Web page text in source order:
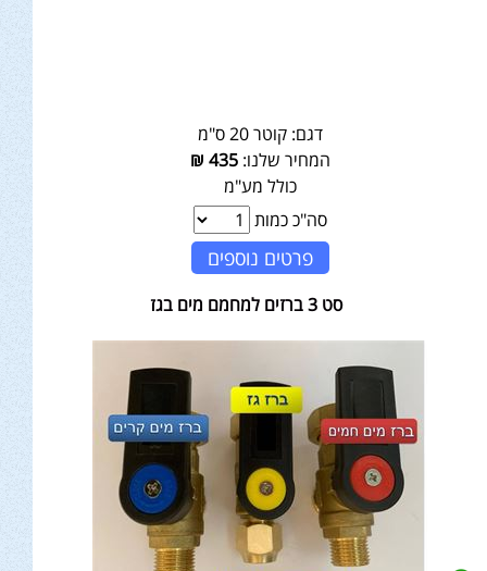
דגם: קוטר 20 ס"מ
המחיר שלנו:435
₪
כולל מע"מ
סה"כ כמות
פרטים נוספים
סט 3 ברזים למחמם מים בגז